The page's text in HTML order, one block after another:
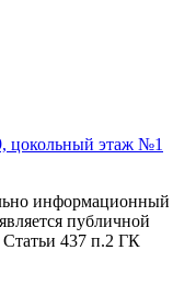
цокольный этаж №1
информационный
публичной
437 п.2 ГК